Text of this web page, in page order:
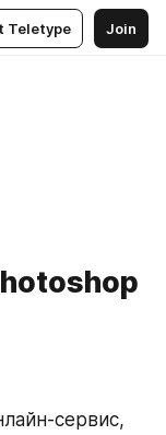
Teletype Join
сервис,